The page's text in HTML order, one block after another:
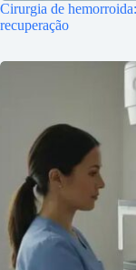
Cirurgia de
recuperação